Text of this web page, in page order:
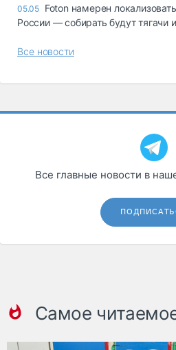
05.05 Foton намерен
России — собирать будут тягачи
Все новости
Все главные новости в
Самое